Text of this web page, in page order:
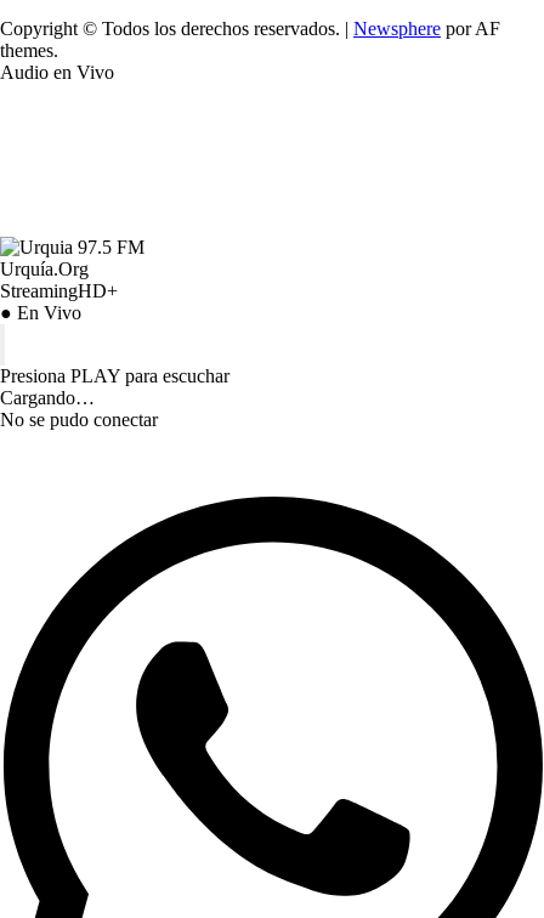
Copyright © Todos los derechos reservados. | Newsphere por AF
themes.
Audio en Vivo
Urquía.Org
StreamingHD+
● En Vivo
Presiona PLAY para escuchar
Cargando…
No se pudo conectar